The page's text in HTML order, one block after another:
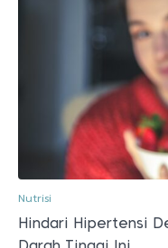
Nutrisi
Hindari Hipertensi